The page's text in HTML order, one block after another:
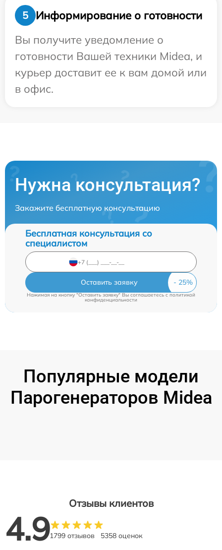
5
Информирование о готовности
Вы получите уведомление о
готовности Вашей техники Midea, и
курьер доставит ее к вам домой или
в офис.
Нужна консультация?
Закажите бесплатную консультацию
Бесплатная консультация со
специалистом
Оставить заявку
Нажимая на кнопку "Оставить заявку" Вы соглашаетесь c политикой
конфиденциальности
Популярные модели
Парогенераторов Midea
Отзывы клиентов
4.91799 отзывов 5358 оценок